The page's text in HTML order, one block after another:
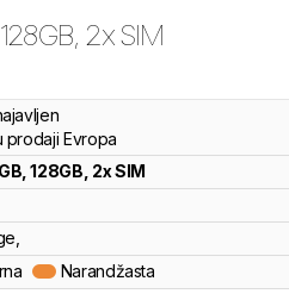
2x SIM
prodaji Evropa
128GB, 2x SIM
Narandžasta